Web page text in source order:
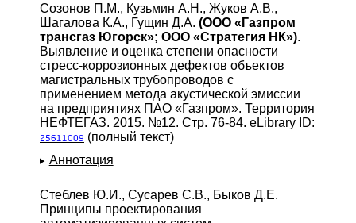
Созонов П.М., Кузьмин А.Н., Жуков А.В.,
Шагалова К.А., Гущин Д.А. (ООО «Газпром
трансгаз Югорск»; ООО «Стратегия НК»).
Выявление и оценка степени опасности
стресс-коррозионных дефектов объектов
магистральных трубопроводов с
применением метода акустической эмиссии
на предприятиях ПАО «Газпром». Территория
НЕФТЕГАЗ. 2015. №12. Стр. 76-84. eLibrary ID:
25611009 (полный текст)
Аннотация
Стеблев Ю.И., Сусарев С.В., Быков Д.Е.
Принципы проектирования